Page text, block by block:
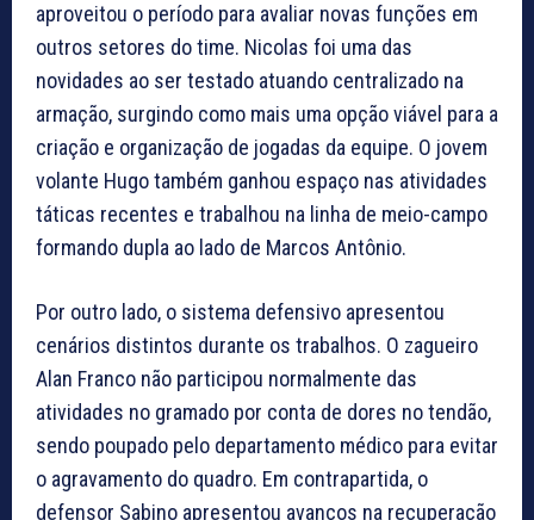
aproveitou o período para avaliar novas funções em
outros setores do time. Nicolas foi uma das
novidades ao ser testado atuando centralizado na
armação, surgindo como mais uma opção viável para a
criação e organização de jogadas da equipe. O jovem
volante Hugo também ganhou espaço nas atividades
táticas recentes e trabalhou na linha de meio-campo
formando dupla ao lado de Marcos Antônio.
Por outro lado, o sistema defensivo apresentou
cenários distintos durante os trabalhos. O zagueiro
Alan Franco não participou normalmente das
atividades no gramado por conta de dores no tendão,
sendo poupado pelo departamento médico para evitar
o agravamento do quadro. Em contrapartida, o
defensor Sabino apresentou avanços na recuperação